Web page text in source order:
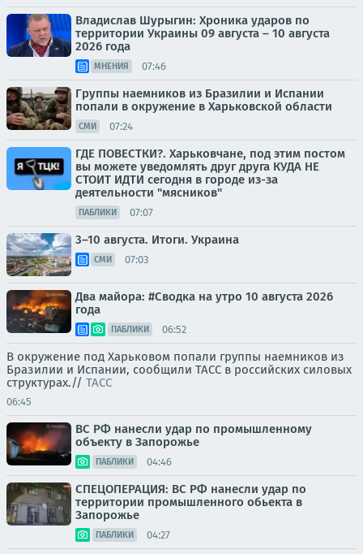
Владислав Шурыгин: Хроника ударов по
территории Украины 09 августа – 10 августа
2026 года
МНЕНИЯ 07:46
Группы наемников из Бразилии и Испании
попали в окружение в Харьковской области
СМИ 07:24
ГДЕ ПОВЕСТКИ?. Харьковчане, под этим постом
вы можете уведомлять друг друга КУДА НЕ
СТОИТ ИДТИ сегодня в городе из-за
деятельности "мясников"
ПАБЛИКИ 07:07
3–10 августа. Итоги. Украина
СМИ 07:03
Два майора: #Сводка на утро 10 августа 2026
года
ПАБЛИКИ 06:52
В окружение под Харьковом попали группы наемников из
Бразилии и Испании, сообщили ТАСС в российских силовых
структурах.// ТАСС
06:45
ВС РФ нанесли удар по промышленному
объекту в Запорожье
ПАБЛИКИ 04:46
СПЕЦОПЕРАЦИЯ: ВС РФ нанесли удар по
территории промышленного обьекта в
Запорожье
ПАБЛИКИ 04:27